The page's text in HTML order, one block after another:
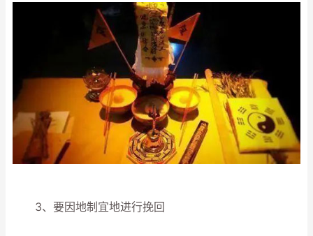
3、要因地制宜地进行挽回